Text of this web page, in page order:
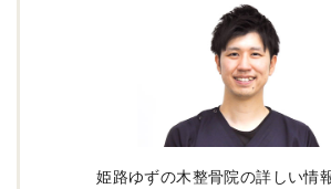
姫路ゆずの木整骨院の詳しい情